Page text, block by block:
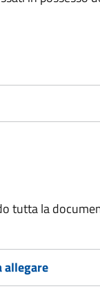
tutta la
allegare